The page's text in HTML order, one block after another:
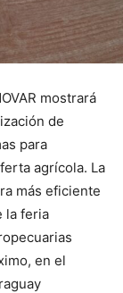
mostrará
de
para
agrícola. La
más eficiente
la feria
en el